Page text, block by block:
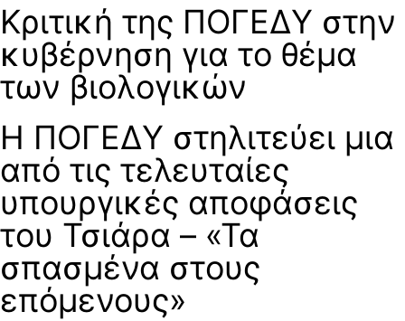
Κριτική της ΠΟΓΕΔΥ στην
κυβέρνηση για το θέμα
των βιολογικών
Η ΠΟΓΕΔΥ στηλιτεύει μια
από τις τελευταίες
υπουργικές αποφάσεις
του Τσιάρα – «Τα
σπασμένα στους
επόμενους»